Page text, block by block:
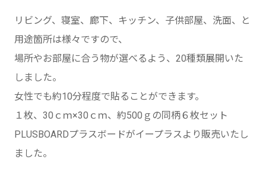
リビング、寝室、廊下、キッチン、子供部屋、洗面、と
用途箇所は様々ですので、
場所やお部屋に合う物が選べるよう、20種類展開いた
しました。
女性でも約10分程度で貼ることができます。
１枚、30ｃｍ×30ｃｍ、約500ｇの同柄６枚セット
PLUSBOARDプラスボードがイープラスより販売いたし
ました。